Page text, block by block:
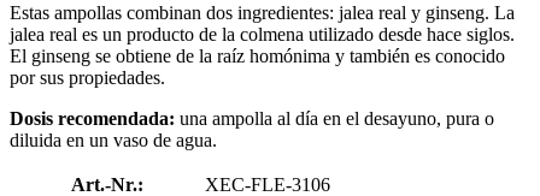
Estas ampollas combinan dos ingredientes: jalea real y ginseng. La
jalea real es un producto de la colmena utilizado desde hace siglos.
El ginseng se obtiene de la raíz homónima y también es conocido
por sus propiedades.
Dosis recomendada: una ampolla al día en el desayuno, pura o
diluida en un vaso de agua.
Art.-Nr.:
XEC-FLE-3106